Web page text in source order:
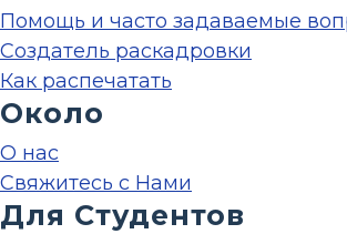
Помощь и часто задаваемые
Создатель раскадровки
Как распечатать
Около
О нас
Свяжитесь с Нами
Для Студентов